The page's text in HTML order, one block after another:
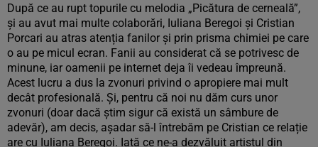
După ce au rupt topurile cu melodia „Picătura de cerneală”,
și au avut mai multe colaborări, Iuliana Beregoi și Cristian
Porcari au atras atenția fanilor și prin prisma chimiei pe care
o au pe micul ecran. Fanii au considerat că se potrivesc de
minune, iar oamenii pe internet deja îi vedeau împreună.
Acest lucru a dus la zvonuri privind o apropiere mai mult
decât profesională. Și, pentru că noi nu dăm curs unor
zvonuri (doar dacă știm sigur că există un sâmbure de
adevăr), am decis, așadar să-l întrebăm pe Cristian ce relație
are cu Iuliana Beregoi. Iată ce ne-a dezvăluit artistul din